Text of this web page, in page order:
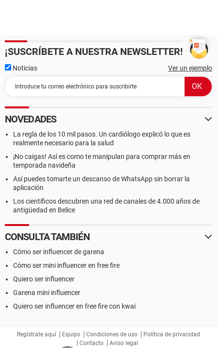
¡SUSCRÍBETE A NUESTRA NEWSLETTER!
Noticias Ver un ejemplo
NOVEDADES
La regla de los 10 mil pasos. Un cardiólogo explicó lo que es
realmente necesario para la salud
¡No caigas! Así es como te manipulan para comprar más en
temporada navideña
Así puedes tomarte un descanso de WhatsApp sin borrar la
aplicación
Los científicos descubren una red de canales de 4.000 años de
antigüedad en Belice
CONSULTA TAMBIÉN
Cómo ser influencer de garena
Cómo ser mini influencer en free fire
Quiero ser influencer
Garena mini influencer
Quiero ser influencer en free fire con kwai
Regístrate aquí Equipo Condiciones de uso
Política de privacidad
Contacto
Aviso legal